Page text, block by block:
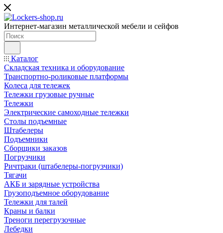
Интернет-магазин металлической мебели и сейфов
Каталог
Складская техника и оборудование
Транспортно-роликовые платформы
Колеса для тележек
Тележки грузовые ручные
Тележки
Электрические самоходные тележки
Столы подъемные
Штабелеры
Подъемники
Сборщики заказов
Погрузчики
Ричтраки (штабелеры-погрузчики)
Тягачи
АКБ и зарядные устройства
Грузоподъемное оборудование
Тележки для талей
Краны и балки
Треноги перегрузочные
Лебедки